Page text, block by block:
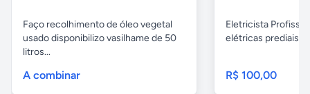
Faço recolhimento de óleo vegetal
usado disponibilizo vasilhame de 50
litros...
A combinar
Eletricista
elétricas prediais e
R$ 100,00